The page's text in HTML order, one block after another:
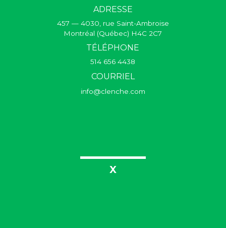
ADRESSE
457 — 4030, rue Saint-Ambroise
Montréal (Québec) H4C 2C7
TÉLÉPHONE
514 656 4438
COURRIEL
info@clenche.com
X